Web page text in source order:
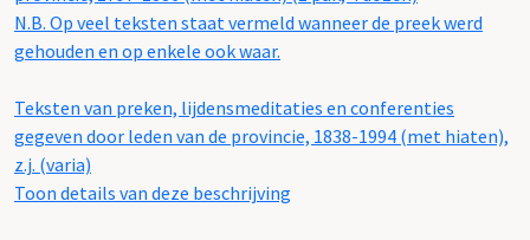
N.B. Op veel teksten staat vermeld wanneer de preek werd
gehouden en op enkele ook waar.
Teksten van preken, lijdensmeditaties en conferenties
gegeven door leden van de provincie, 1838-1994 (met hiaten),
z.j. (varia)
Toon details van deze beschrijving